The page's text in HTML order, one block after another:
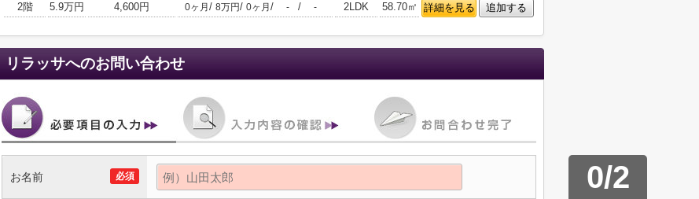
2階
5.9万円 4,600円 0ヶ月 / 8万円/ 0ヶ月 / - / - 2LDK 58.70㎡ 詳細を見る 追加する
リラッサへのお問い合わせ
0/2
必須
お名前